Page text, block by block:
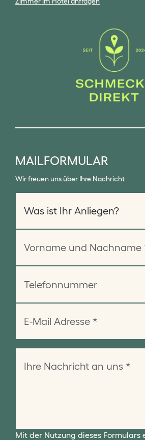
MAILFORMULAR
Wir freuen uns über Ihre Nachricht
Mit der Nutzung dieses Formulars